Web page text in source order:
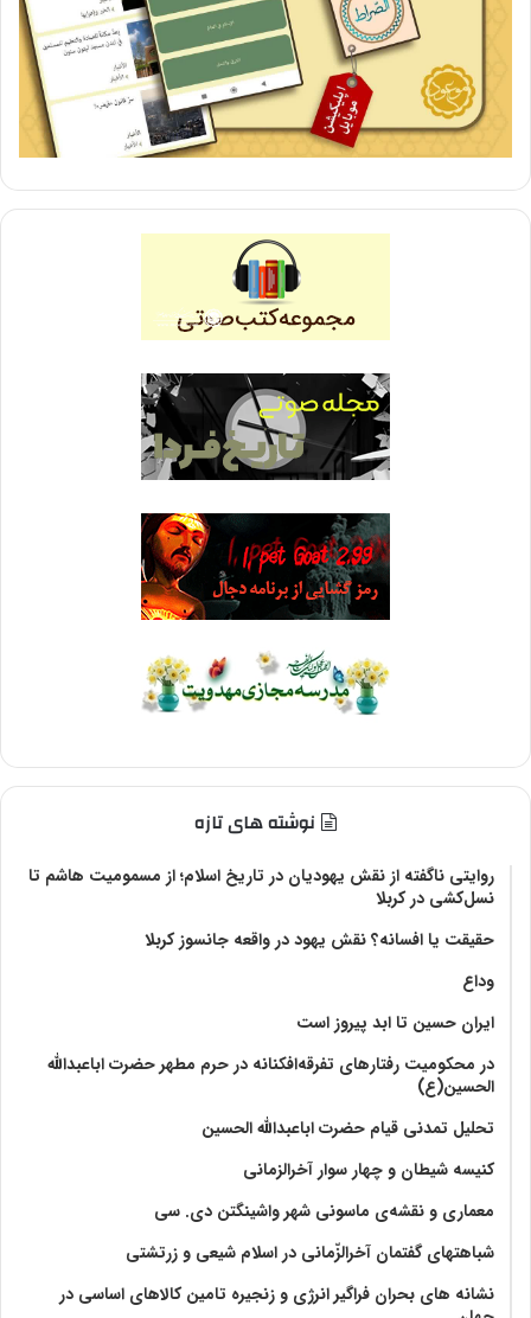
نوشته های تازه
روایتی ناگفته از نقش یهودیان در تاریخ اسلام؛ از مسمومیت هاشم تا
نسل‌کشی در کربلا
حقیقت یا افسانه؟‌ نقش یهود در واقعه جانسوز کربلا
وداع
ایران حسین تا ابد پیروز است
در محکومیت رفتارهای تفرقه‌افکنانه در حرم مطهر حضرت اباعبدالله
الحسین(ع)
تحلیل تمدنی قیام حضرت اباعبدالله الحسین
کنیسه شیطان و چهار سوار آخرالزمانی
معماری و نقشه‌ی ماسونی شهر واشينگتن دی. سی
شباهتهای گفتمان آخر‌الزّمانی در اسلام شیعی و زرتشتی
نشانه های بحران فراگیر انرژی و زنجیره تامین کالاهای اساسی در